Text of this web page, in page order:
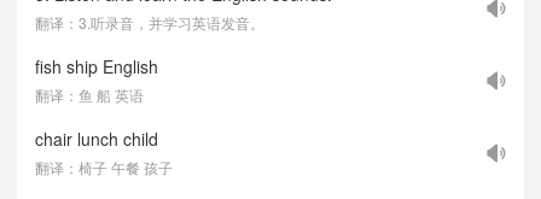
翻译：3.听录音，并学习英语发音。
fish ship English
翻译：鱼 船 英语
chair lunch child
翻译：椅子 午餐 孩子